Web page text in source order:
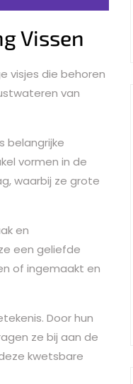
Vissen
visjes die behoren
van
belangrijke
vormen in de
waarbij ze grote
en
een geliefde
of ingemaakt en
Door hun
ze bij aan de
kwetsbare